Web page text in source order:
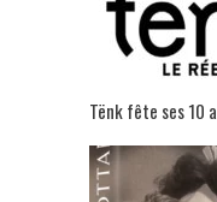
Tënk fête ses 10